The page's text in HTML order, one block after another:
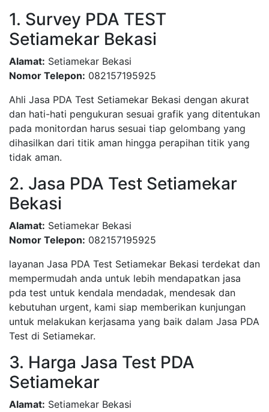
1. Survey PDA TEST
Setiamekar Bekasi
Alamat: Setiamekar Bekasi
Nomor Telepon: 082157195925
Ahli Jasa PDA Test Setiamekar Bekasi dengan akurat
dan hati-hati pengukuran sesuai grafik yang ditentukan
pada monitordan harus sesuai tiap gelombang yang
dihasilkan dari titik aman hingga perapihan titik yang
tidak aman.
2. Jasa PDA Test Setiamekar
Bekasi
Alamat: Setiamekar Bekasi
Nomor Telepon: 082157195925
layanan Jasa PDA Test Setiamekar Bekasi terdekat dan
mempermudah anda untuk lebih mendapatkan jasa
pda test untuk kendala mendadak, mendesak dan
kebutuhan urgent, kami siap memberikan kunjungan
untuk melakukan kerjasama yang baik dalam Jasa PDA
Test di Setiamekar.
3. Harga Jasa Test PDA
Setiamekar
Alamat: Setiamekar Bekasi